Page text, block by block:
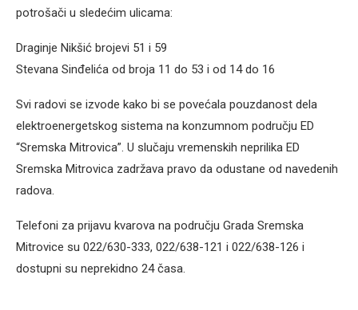
potrošači u sledećim ulicama:
Draginje Nikšić brojevi 51 i 59
Stevana Sinđelića od broja 11 do 53 i od 14 do 16
Svi radovi se izvode kako bi se povećala pouzdanost dela
elektroenergetskog sistema na konzumnom području ED
“Sremska Mitrovica”. U slučaju vremenskih neprilika ED
Sremska Mitrovica zadržava pravo da odustane od navedenih
radova.
Telefoni za prijavu kvarova na području Grada Sremska
Mitrovice su 022/630-333, 022/638-121 i 022/638-126 i
dostupni su neprekidno 24 časa.